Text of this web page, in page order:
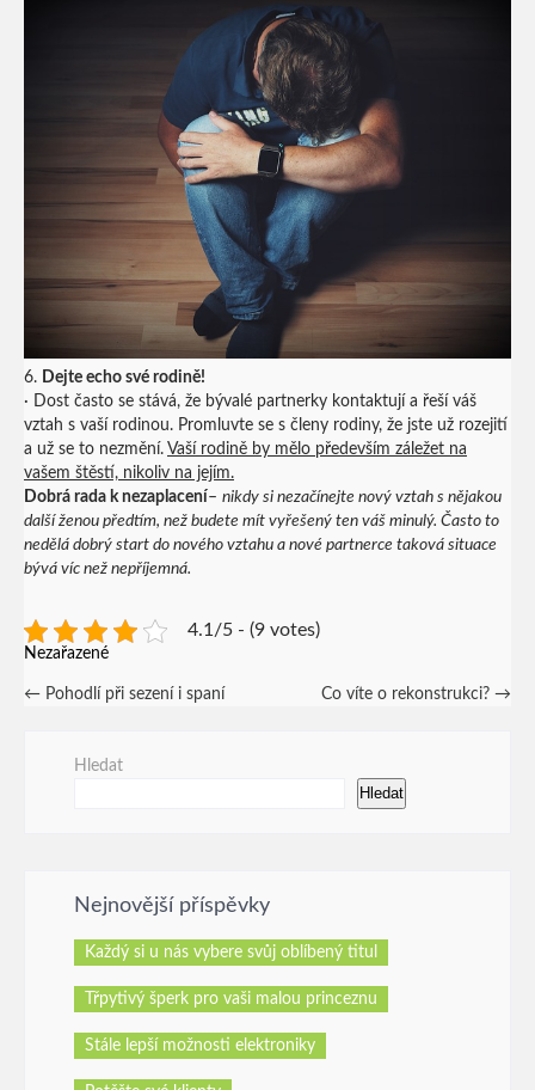
6. Dejte echo své rodině!
· Dost často se stává, že bývalé partnerky kontaktují a řeší váš
vztah s vaší rodinou. Promluvte se s členy rodiny, že jste už rozejití
a už se to nezmění. Vaší rodině by mělo především záležet na
vašem štěstí, nikoliv na jejím.
Dobrá rada k nezaplacení– nikdy si nezačínejte nový vztah s nějakou
další ženou předtím, než budete mít vyřešený ten váš minulý. Často to
nedělá dobrý start do nového vztahu a nové partnerce taková situace
bývá víc než nepříjemná.
4.1/5 - (9 votes)
Nezařazené
Post
← Pohodlí při sezení i spaní Co víte o rekonstrukci? →
Hledat
Hledat
Nejnovější příspěvky
Každý si u nás vybere svůj oblíbený titul
Třpytivý šperk pro vaši malou princeznu
Stále lepší možnosti elektroniky